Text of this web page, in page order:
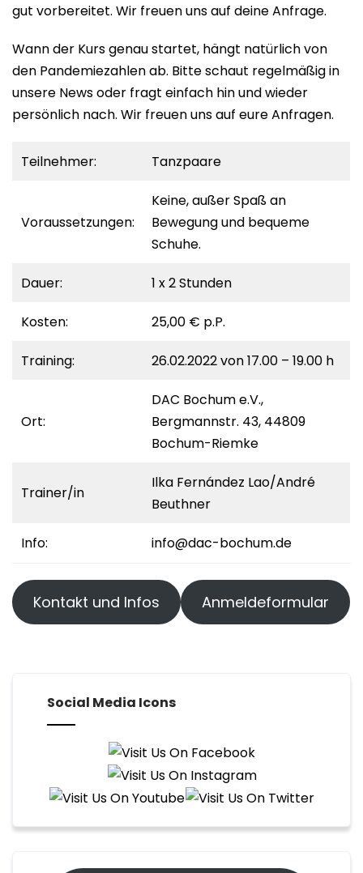
gut vorbereitet. Wir freuen uns auf deine Anfrage.
Wann der Kurs genau startet, hängt natürlich von
den Pandemiezahlen ab. Bitte schaut regelmäßig in
unsere News oder fragt einfach hin und wieder
persönlich nach. Wir freuen uns auf eure Anfragen.
Teilnehmer: Tanzpaare
Voraussetzungen:
Keine, außer Spaß an
Bewegung und bequeme
Schuhe.
Dauer: 1 x 2 Stunden
Kosten: 25,00 € p.P.
Training: 26.02.2022 von 17.00 – 19.00 h
Ort:
DAC Bochum e.V.,
Bergmannstr. 43, 44809
Bochum-Riemke
Trainer/in
Ilka Fernández Lao/André
Beuthner
Info: info@dac-bochum.de
Kontakt und Infos Anmeldeformular
Social Media Icons